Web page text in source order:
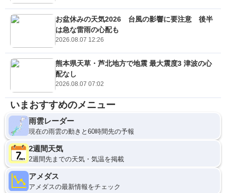
お盆休みの天気2026 台風の影響に要注意 後半
は急な雷雨の心配も
2026.08.07 12:26
熊本県天草・芦北地方で地震 最大震度3 津波の心
配なし
2026.08.07 07:02
いまおすすめのメニュー
雨雲レーダー
現在の雨雲の動きと60時間先の予報
2週間天気
2週間先までの天気・気温を掲載
アメダス
アメダスの最新情報をチェック